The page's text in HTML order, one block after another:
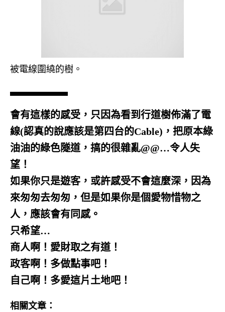
被電線圍繞的樹。
會有這樣的感受，只因為看到行道樹佈滿了電
線(認真的說應該是第四台的Cable)，把原本綠
油油的綠色隧道，搞的很雜亂@@…令人失
望！
如果你只是遊客，或許感受不會這麼深，因為
來匆匆去匆匆，但是如果你是個愛物惜物之
人，應該會有同感。
只希望…
商人啊！愛財取之有道！
政客啊！多做點事吧！
自己啊！多愛這片土地吧！
相關文章：